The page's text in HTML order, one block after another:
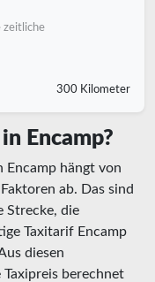
zeitliche
300 Kilometer
Encamp?
Encamp hängt von
ab. Das sind
Strecke, die
Taxitarif Encamp
diesen
berechnet